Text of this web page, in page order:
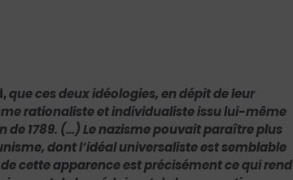
que ces deux idéologies, en dépit de leur
rationaliste et individualiste issu lui-même
de 1789. (…) Le nazisme pouvait paraître plus
dont l’idéal universaliste est semblable
cette apparence est précisément ce qui rend